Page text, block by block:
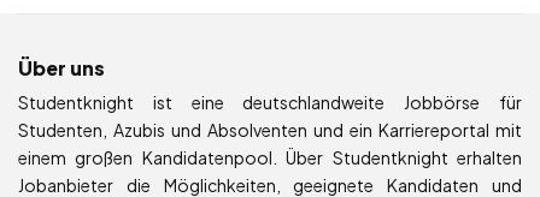
Über uns
Studentknight ist eine deutschlandweite Jobbörse für
Studenten, Azubis und Absolventen und ein Karriereportal mit
einem großen Kandidatenpool. Über Studentknight erhalten
Jobanbieter die Möglichkeiten, geeignete Kandidaten und